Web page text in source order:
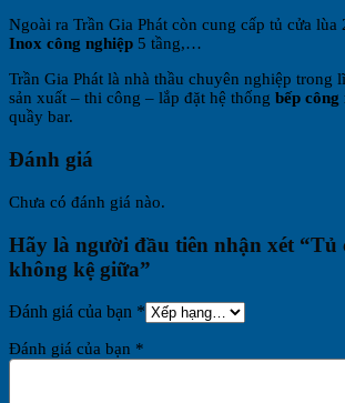
Ngoài ra Trần Gia Phát còn cung cấp tủ cửa lùa
Inox công nghiệp 5 tầng,…
Trần Gia Phát là nhà thầu chuyên nghiệp trong
sản xuất – thi công – lắp đặt hệ thống bếp công
quầy bar.
Đánh giá
Chưa có đánh giá nào.
Hãy là người đầu tiên nhận xét “Tủ
không kệ giữa”
Đánh giá của bạn *
Đánh giá của bạn *